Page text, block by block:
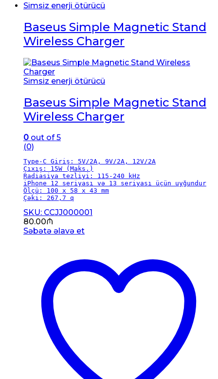
Simsiz enerji ötürücü
Baseus Simple Magnetic Stand
Wireless Charger
Simsiz enerji ötürücü
Baseus Simple Magnetic Stand
Wireless Charger
0 out of 5
(0)
Type-C Giriş: 5V/2A, 9V/2A, 12V/2A
Çıxış: 15W (Maks.)
Radiasiya tezliyi: 115-240 kHz
iPhone 12 seriyası və 13 seriyası üçün uyğundur
Ölçü: 100 x 58 x 43 mm
Çəki: 267,7 q
SKU: CCJJ000001
80.00₼
Səbətə əlavə et